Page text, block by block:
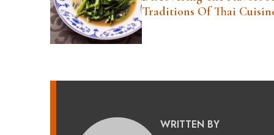
Traditions Of Thai
WRITTEN BY